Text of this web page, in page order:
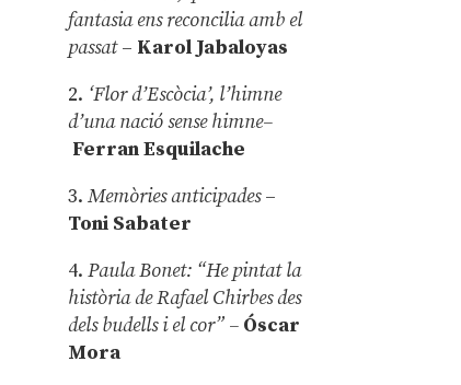
fantasia ens reconcilia amb el
passat– Karol Jabaloyas
2. ‘Flor d’Escòcia’, l’himne
d’una nació sense himne–
Ferran Esquilache
3.Memòries anticipades–
Toni Sabater
4.Paula Bonet: “He pintat la
història de Rafael Chirbes des
dels budells i el cor” – Óscar
Mora